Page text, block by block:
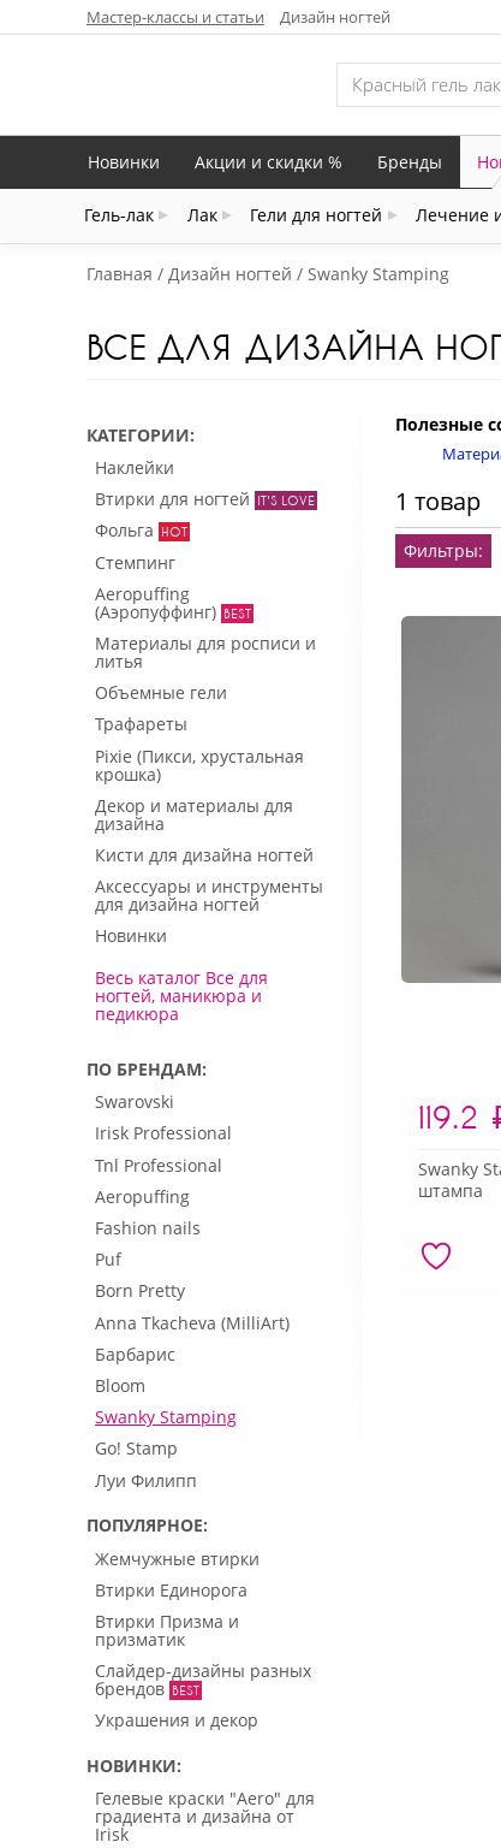
Мастер-классы и статьи Дизайн ногтей
Новинки Акции и скидки % Бренды
Гель-лак Лак Гели для ногтей Лечение
Главная Дизайн ногтей Swanky Stamping
ВСЕ ДЛЯ ДИЗАЙНА
КАТЕГОРИИ
Наклейки
Втирки для ногтей
Фольга
Стемпинг
Aeropuffing
(Аэропуффинг)
Материалы для росписи и
литья
Объемные гели
Трафареты
Pixie (Пикси, хрустальная
крошка)
Декор и материалы для
дизайна
Кисти для дизайна ногтей
Аксессуары и инструменты
для дизайна ногтей
Новинки
Весь каталог Все для
ногтей, маникюра и
педикюра
ПО БРЕНДАМ
Swarovski
Irisk Professional
Tnl Professional
Aeropuffing
Fashion nails
Puf
Born Pretty
Anna Tkacheva (MilliArt)
Барбарис
Bloom
Swanky Stamping
Go! Stamp
Луи Филипп
ПОПУЛЯРНОЕ
Жемчужные втирки
Втирки Единорога
Втирки Призма и
призматик
Слайдер-дизайны разных
брендов
Украшения и декор
НОВИНКИ
Гелевые краски "Aero" для
градиента и дизайна от
Irisk
Полезные
1 товар
Фильтры:
119.2
Swanky
штампа